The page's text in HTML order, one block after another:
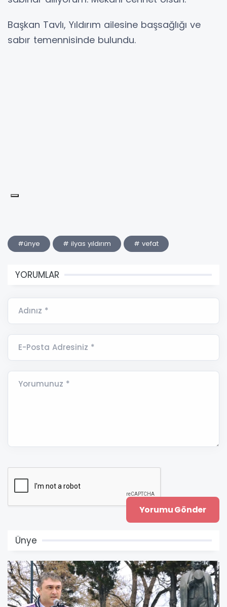
Başkan Tavlı, Yıldırım ailesine başsağlığı ve
sabır temennisinde bulundu.
#ünye # ilyas yıldırım # vefat
YORUMLAR
Adınız *
E-Posta Adresiniz *
Yorumunuz *
Ünye